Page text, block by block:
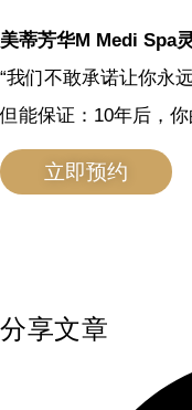
美蒂芳华M Medi Spa
“我们不敢承诺让你永
但能保证：10年后，
立即预约
分享文章